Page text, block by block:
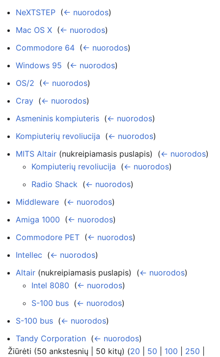
NeXTSTEP (← nuorodos)
Mac OS X (← nuorodos)
Commodore 64 (← nuorodos)
Windows 95 (← nuorodos)
OS/2 (← nuorodos)
Cray (← nuorodos)
Asmeninis kompiuteris (← nuorodos)
Kompiuterių revoliucija (← nuorodos)
MITS Altair (nukreipiamasis puslapis) ‎ (← nuorodos)
Kompiuterių revoliucija (← nuorodos)
Radio Shack (← nuorodos)
Middleware (← nuorodos)
Amiga 1000 (← nuorodos)
Commodore PET (← nuorodos)
Intellec (← nuorodos)
Altair (nukreipiamasis puslapis) ‎ (← nuorodos)
Intel 8080 (← nuorodos)
S-100 bus (← nuorodos)
S-100 bus (← nuorodos)
Tandy Corporation (← nuorodos)
Žiūrėti (50 ankstesnių | 50 kitų) (20 50 100 250